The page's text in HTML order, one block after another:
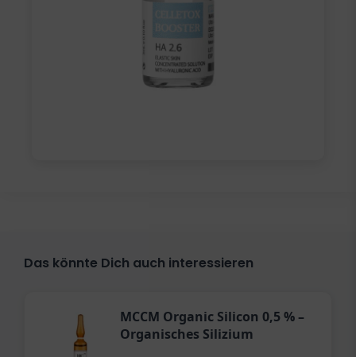
Das könnte Dich auch interessieren
MCCM Organic Silicon 0,5 % –
Organisches Silizium